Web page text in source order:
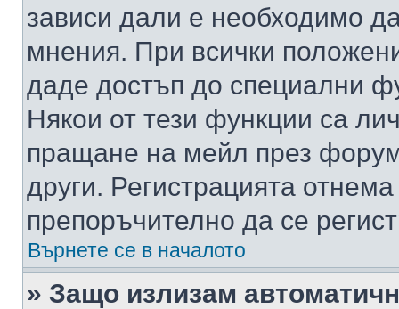
зависи дали е необходимо
мнения. При всички
даде достъп до специални
Някои от тези функции са
пращане на мейл през
други. Регистрацията
препоръчително да се
Върнете се в началото
» Защо излизам